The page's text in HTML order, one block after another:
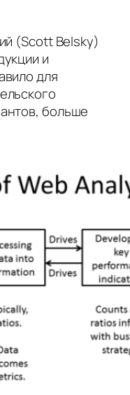
(Scott Belsky)
и
для
больше